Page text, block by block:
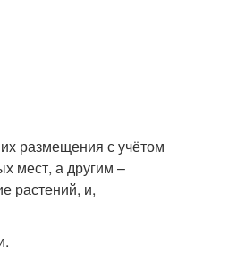
размещения с учётом
мест, а другим –
растений, и,